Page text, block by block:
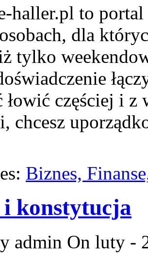
haller.pl to
dla
tylko
łowić częściej i z
chcesz
Biznes,
konstytucja
admin On luty -